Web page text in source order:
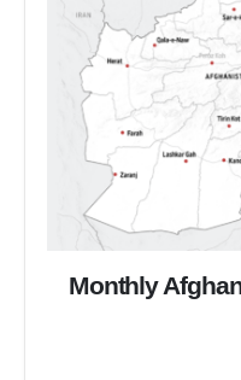
Monthly